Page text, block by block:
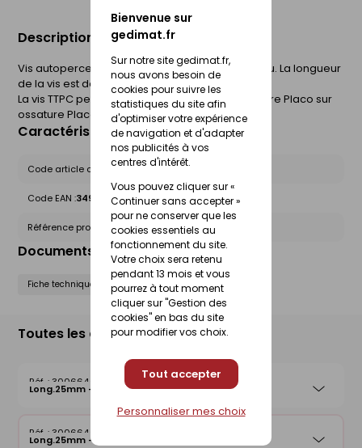
Bienvenue sur
gedimat.fr
Sur notre site gedimat.fr,
nous avons besoin de
cookies pour suivre les
statistiques du site afin
d'optimiser votre expérience
de navigation et d'adapter
nos publicités à vos
centres d'intérêt.
Vous pouvez cliquer sur «
Continuer sans accepter »
pour ne conserver que les
cookies essentiels au
fonctionnement du site.
Votre choix sera retenu
pendant 13 mois et vous
pourrez à tout moment
cliquer sur "Gestion des
cookies" en bas du site
pour modifier vos choix.
Tout accepter
Personnaliser mes choix
Description du produit
Vis autoperceuse à tête trompette et pointe clou. La longueur
de la vis est de 25 mm. Boite de 500 pièces.
La vis TTPC permet la fixation de plaques de plâtre Placo sur
ossature Placostil ou sur ossature bois.
Caractéristiques du produit
Code article chez le fournisseur :E60260500
Code EAN :3496250214699
Référence produit nationale Gedimat : 30066447
Documents liés
Fiche technique
Toutes les déclinaisons
30066446
Long.25mm - Boite 1500 pièces
30066447
Long.25mm - Boite 500 pièces